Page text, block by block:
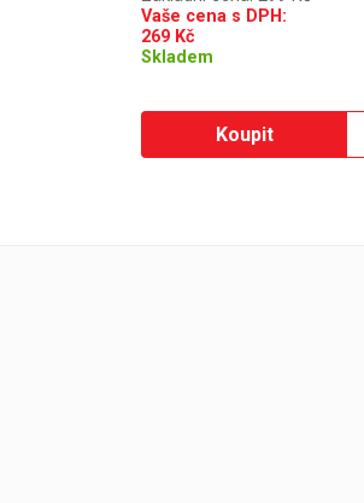
Vaše cena s DPH:
269 Kč
Skladem
Koupit